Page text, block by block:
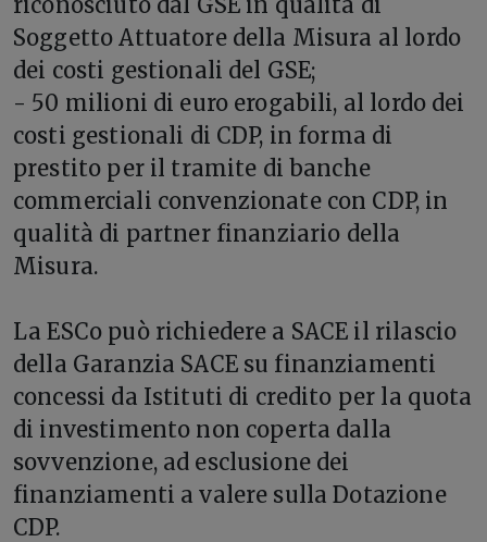
Soggetto Attuatore della Misura al lordo
dei costi gestionali del GSE;
- 50 milioni di euro erogabili, al lordo dei
costi gestionali di CDP, in forma di
prestito per il tramite di banche
commerciali convenzionate con CDP, in
qualità di partner finanziario della
Misura.
La ESCo può richiedere a SACE il rilascio
della Garanzia SACE su finanziamenti
concessi da Istituti di credito per la quota
di investimento non coperta dalla
sovvenzione, ad esclusione dei
finanziamenti a valere sulla Dotazione
CDP.